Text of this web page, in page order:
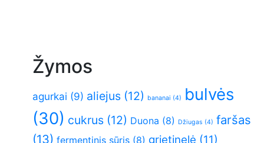
Žymos
agurkai (9) aliejus (12) bananai (4)
bulvės
(30) cukrus (12) Duona (8) Džiugas (4) faršas
(13) fermentinis sūris (8) grietinelė (11)